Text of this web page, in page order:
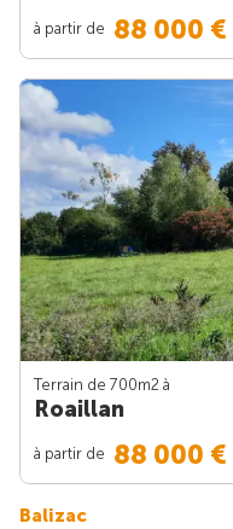
à partir de 88 000 €
Terrain de 700m2 à
Roaillan
à partir de 88 000 €
Balizac